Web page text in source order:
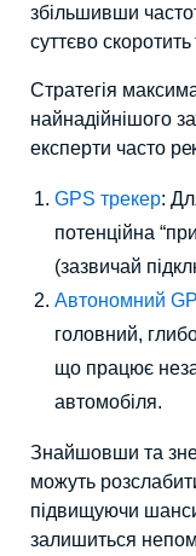
збільшивши
суттєво
Стратегія
найнадійнішого
експерти часто
GPS трекер:
потенційна
(зазвичай
Автономний
головний,
що працює
автомобіля.
Знайшовши та
можуть
підвищуючи
залишиться